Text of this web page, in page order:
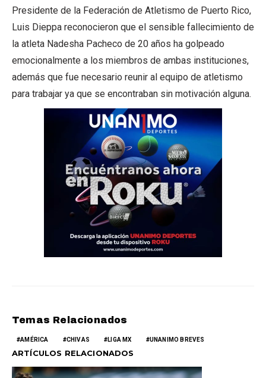
Presidente de la Federación de Atletismo de Puerto Rico,
Luis Dieppa reconocieron que el sensible fallecimiento de
la atleta Nadesha Pacheco de 20 años ha golpeado
emocionalmente a los miembros de ambas instituciones,
además que fue necesario reunir al equipo de atletismo
para trabajar ya que se encontraban sin motivación alguna.
Temas Relacionados
AMÉRICA CHIVAS LIGA MX UNANIMO BREVES
ARTÍCULOS RELACIONADOS